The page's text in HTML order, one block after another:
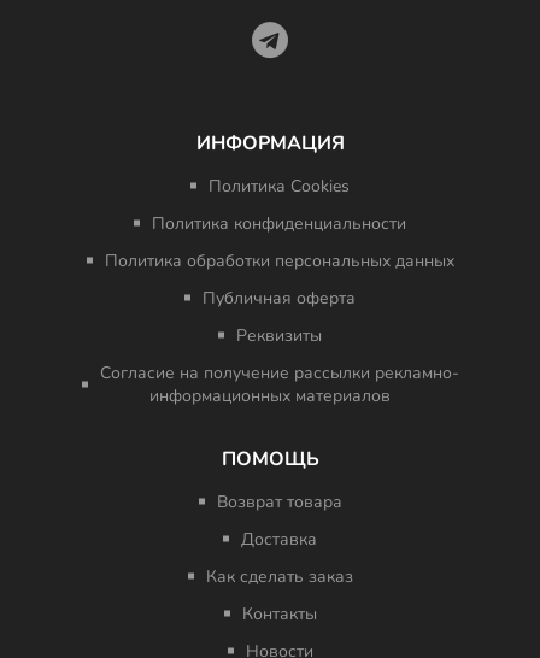
ИНФОРМАЦИЯ
Политика Cookies
Политика конфиденциальности
Политика обработки персональных данных
Публичная оферта
Реквизиты
Согласие на получение рассылки рекламно-
информационных материалов
ПОМОЩЬ
Возврат товара
Доставка
Как сделать заказ
Контакты
Новости